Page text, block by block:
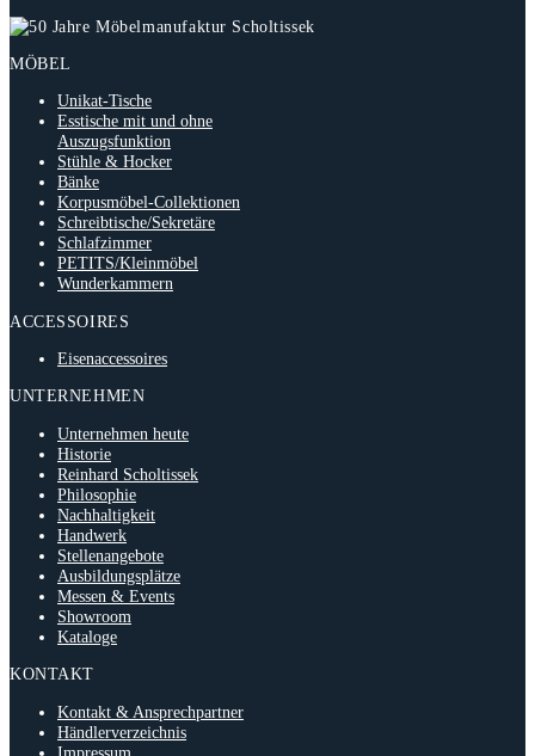
MÖBEL
Unikat-Tische
Esstische mit und ohne
Auszugsfunktion
Stühle & Hocker
Bänke
Korpusmöbel-Collektionen
Schreibtische/Sekretäre
Schlafzimmer
PETITS/Kleinmöbel
Wunderkammern
ACCESSOIRES
Eisenaccessoires
UNTERNEHMEN
Unternehmen heute
Historie
Reinhard Scholtissek
Philosophie
Nachhaltigkeit
Handwerk
Stellenangebote
Ausbildungsplätze
Messen & Events
Showroom
Kataloge
KONTAKT
Kontakt & Ansprechpartner
Händlerverzeichnis
Impressum